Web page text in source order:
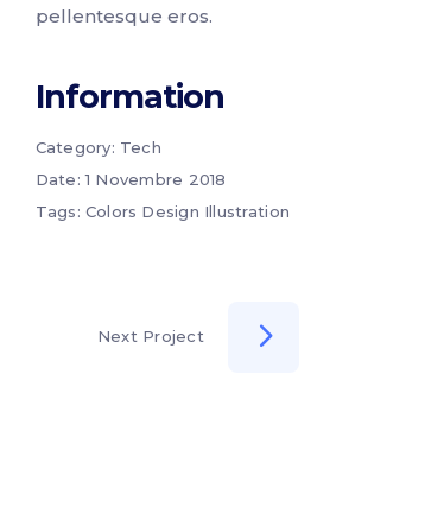
pellentesque eros.
Information
Category: Tech
Date: 1 Novembre 2018
Tags: Colors Design Illustration
Next Project